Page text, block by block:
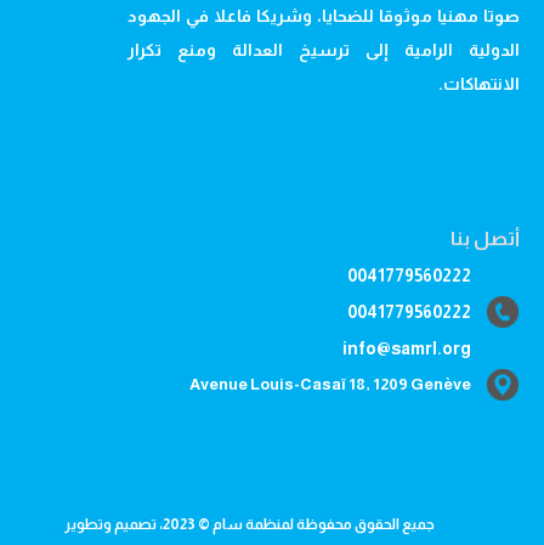
صوتا مهنيا موثوقا للضحايا، وشريكا فاعلا في الجهود
الدولية الرامية إلى ترسيخ العدالة ومنع تكرار
الانتهاكات.
أتصل بنا
0041779560222
0041779560222
info@samrl.org
Avenue Louis-Casaï 18, 1209 Genève
جميع الحقوق محفوظة لمنظمة سام © 2023، تصميم وتطوير